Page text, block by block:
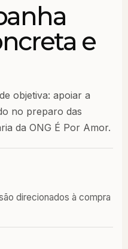
e
objetiva: apoiar a
no preparo das
da ONG É Por Amor.
direcionados à compra